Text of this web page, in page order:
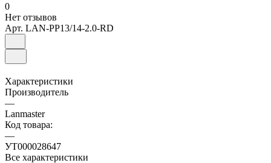
0
Нет отзывов
Арт. LAN-PP13/14-2.0-RD
Характеристики
Производитель
—
Lanmaster
Код товара:
—
УТ000028647
Все характеристики